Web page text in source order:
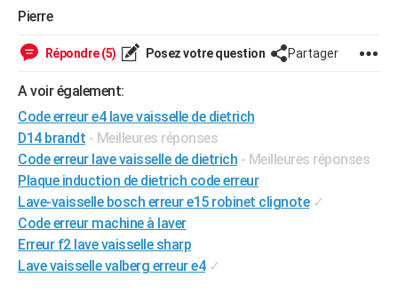
Pierre
Répondre (5) Posez votre question Partager
A voir également:
Code erreur e4 lave vaisselle de dietrich
D14 brandt - Meilleures réponses
Code erreur lave vaisselle de dietrich - Meilleures réponses
Plaque induction de dietrich code erreur
Lave-vaisselle bosch erreur e15 robinet clignote ✓
Code erreur machine à laver
Erreur f2 lave vaisselle sharp
Lave vaisselle valberg erreur e4 ✓